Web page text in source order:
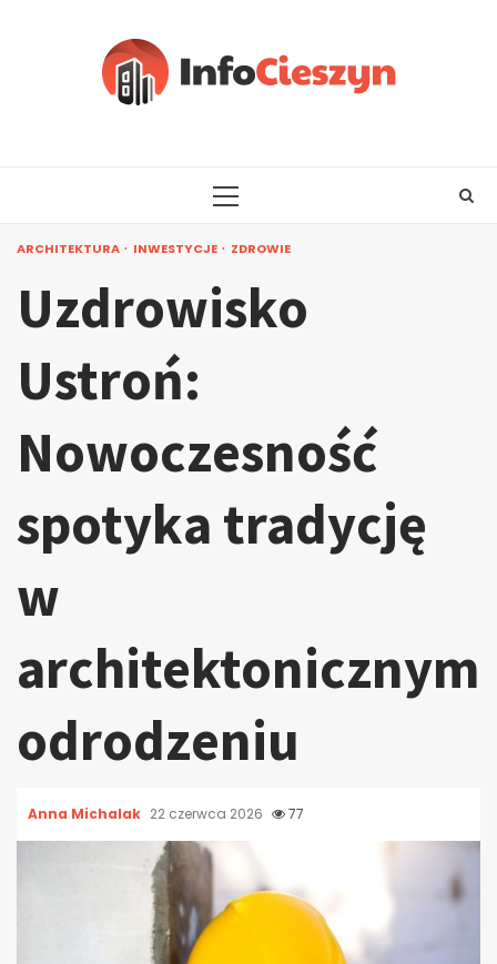
PRIMARY
ARCHITEKTURA INWESTYCJE ZDROWIE
Uzdrowisko
Ustroń:
Nowoczesność
spotyka tradycję
w
architektonicznym
odrodzeniu
Anna Michalak 22 czerwca 2026 77